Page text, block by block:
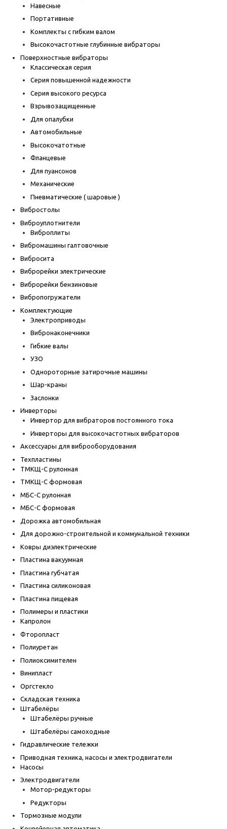
Навесные
Портативные
Комплекты с гибким валом
Высокочастотные глубинные вибраторы
Поверхностные вибраторы
Классическая серия
Серия повышенной надежности
Серия высокого ресурса
Взрывозащищенные
Для опалубки
Автомобильные
Высокочатотные
Фланцевые
Для пуансонов
Механические
Пневматические ( шаровые )
Вибростолы
Виброуплотнители
Виброплиты
Вибромашины галтовочные
Вибросита
Виброрейки электрические
Виброрейки бензиновые
Вибропогружатели
Комплектующие
Электроприводы
Вибронаконечники
Гибкие валы
УЗО
Однороторные затирочные машины
Шар-краны
Заслонки
Инверторы
Инвертор для вибраторов постоянного тока
Инверторы для высокочастотных вибраторов
Аксессуары для виброоборудования
Техпластины
ТМКЩ-С рулонная
ТМКЩ-С формовая
МБС-С рулонная
МБС-С формовая
Дорожка автомобильная
Для дорожно-строительной и коммунальной техники
Ковры диэлектрические
Пластина вакуумная
Пластина губчатая
Пластина силиконовая
Пластина пищевая
Полимеры и пластики
Капролон
Фторопласт
Полиуретан
Полиоксимителен
Винипласт
Оргстекло
Складская техника
Штабелёры
Штабелёры ручные
Штабелёры самоходные
Гидравлические тележки
Приводная техника, насосы и электродвигатели
Насосы
Электродвигатели
Мотор-редукторы
Редукторы
Тормозные модули